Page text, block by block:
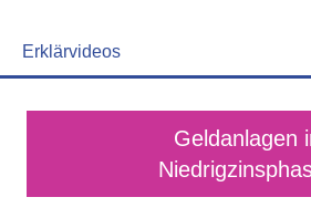
Erklärvideos
Geldanlagen